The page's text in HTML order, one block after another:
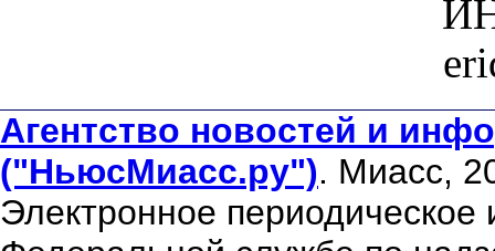
Агентство новостей и
("НьюсМиасс.ру"). Миасс,
Электронное периодическое